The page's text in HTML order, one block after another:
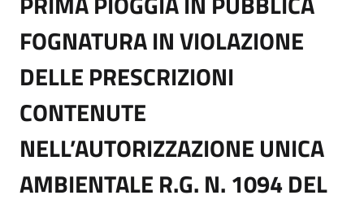
FOGNATURA IN VIOLAZIONE
DELLE PRESCRIZIONI
CONTENUTE
NELL’AUTORIZZAZIONE UNICA
AMBIENTALE R.G. N. 1094 DEL